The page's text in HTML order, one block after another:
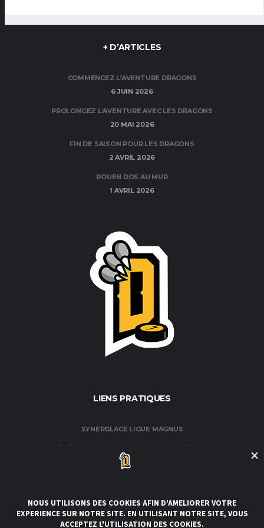
+ D’ARTICLES
COMMENCEZ L’AVENTURE DRAGONS
6 JUIN 2026
PROLONGEZ L’AVENTURE AVEC LES DRAGONS
20 MAI 2026
FIN DE SAISON POUR LES DRAGONS
2 AVRIL 2026
ROUEN DOS AU MUR
1 AVRIL 2026
LIENS PRATIQUES
SYNERGLACE LIGUE MAGNUS
FÉDÉRATION FRANÇAISE DE HOCKEY / GLACE
CLUB DE HOCKEY AMATEUR DE ROUEN
CONDITIONS GÉNÉRALES DE VENTE ET D’UTILISATION